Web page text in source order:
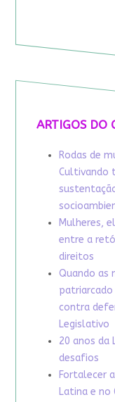
ARTIGOS DO
Rodas de
Cultivando
Mulheres,
entre a
direitos
Quando as
contra
Legislativo
20 anos da
desafios
Fortalecer
Latina e no